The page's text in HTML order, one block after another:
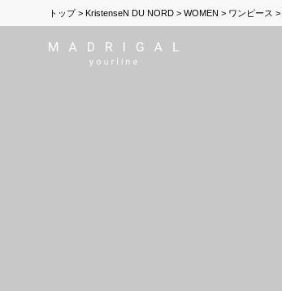
トップ KristenseN DU NORD WOMEN ワンピース